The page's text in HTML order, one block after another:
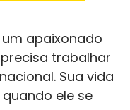
um apaixonado
trabalhar
Sua vida
ele se